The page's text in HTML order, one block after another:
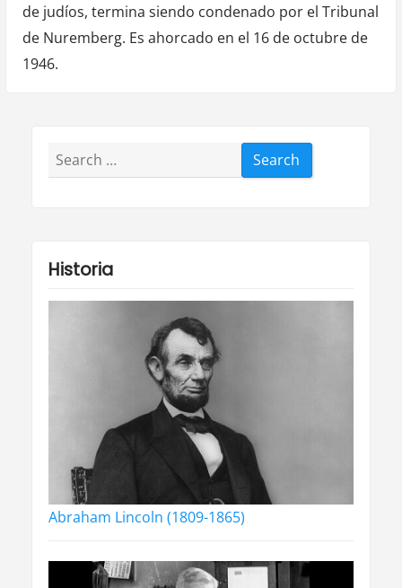
de judíos, termina siendo condenado por el Tribunal
de Nuremberg. Es ahorcado en el 16 de octubre de
1946.
Search
for:
Historia
Abraham Lincoln (1809-1865)